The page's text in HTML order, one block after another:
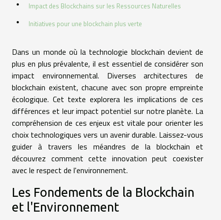
Impact des Blockchains sur les Ressources Naturelles
Initiatives pour une blockchain plus verte
Dans un monde où la technologie blockchain devient de
plus en plus prévalente, il est essentiel de considérer son
impact environnemental. Diverses architectures de
blockchain existent, chacune avec son propre empreinte
écologique. Cet texte explorera les implications de ces
différences et leur impact potentiel sur notre planète. La
compréhension de ces enjeux est vitale pour orienter les
choix technologiques vers un avenir durable. Laissez-vous
guider à travers les méandres de la blockchain et
découvrez comment cette innovation peut coexister
avec le respect de l'environnement.
Les Fondements de la Blockchain
et l'Environnement